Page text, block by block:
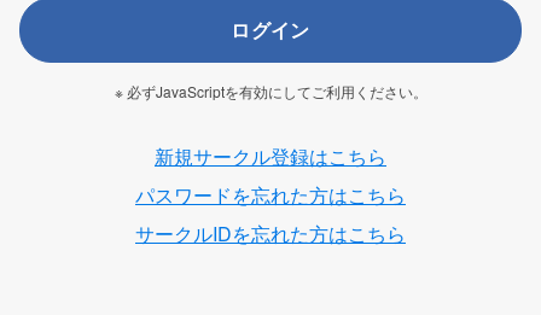
ログイン
※ 必ずJavaScriptを有効にしてご利用ください。
新規サークル登録はこちら
パスワードを忘れた方はこちら
サークルIDを忘れた方はこちら